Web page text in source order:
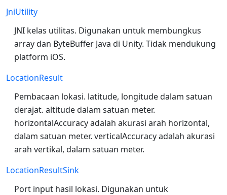
JniUtility
JNI kelas utilitas. Digunakan untuk membungkus
array dan ByteBuffer Java di Unity. Tidak mendukung
platform iOS.
LocationResult
Pembacaan lokasi. latitude, longitude dalam satuan
derajat. altitude dalam satuan meter.
horizontalAccuracy adalah akurasi arah horizontal,
dalam satuan meter. verticalAccuracy adalah akurasi
arah vertikal, dalam satuan meter.
LocationResultSink
Port input hasil lokasi. Digunakan untuk